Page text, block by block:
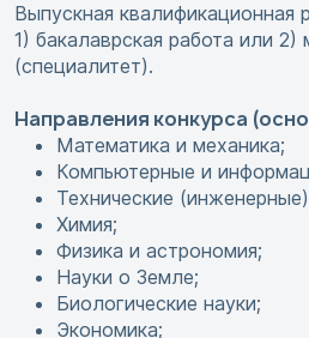
Выпускная квалификационная
1) бакалаврская работа или 2)
(специалитет).
Направления конкурса
Математика и механика;
Компьютерные и
Технические
Химия;
Физика и астрономия;
Науки о Земле;
Биологические науки;
Экономика;